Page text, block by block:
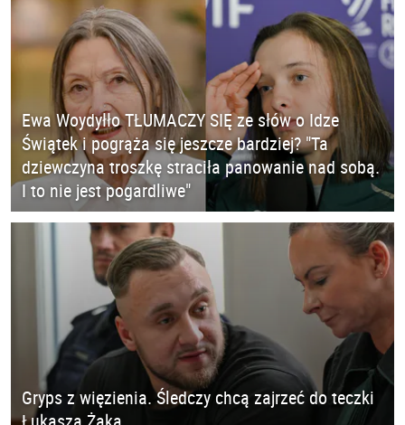
Ewa Woydyłło TŁUMACZY SIĘ ze słów o Idze
Świątek i pogrąża się jeszcze bardziej? "Ta
dziewczyna troszkę straciła panowanie nad sobą.
I to nie jest pogardliwe"
Gryps z więzienia. Śledczy chcą zajrzeć do teczki